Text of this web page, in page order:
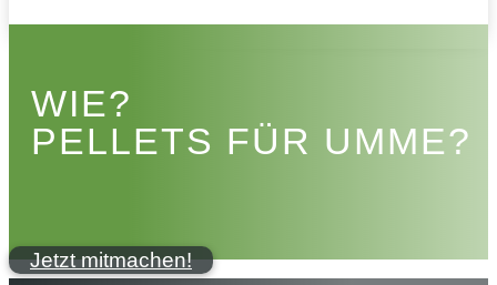
WIE?
PELLETS FÜR UMME?
Jetzt mitmachen!